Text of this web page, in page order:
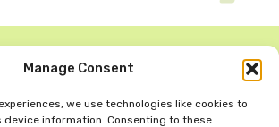
Manage Consent
we use technologies like cookies to
information. Consenting to these